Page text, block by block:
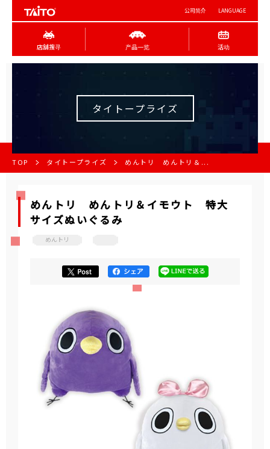
公司简介 LANGUAGE
店舖搜寻 产品一览 活动
タイトープライズ
TOP タイトープライズ めんトリ めんトリ＆...
めんトリ めんトリ＆イモウト 特大
サイズぬいぐるみ
めんトリ